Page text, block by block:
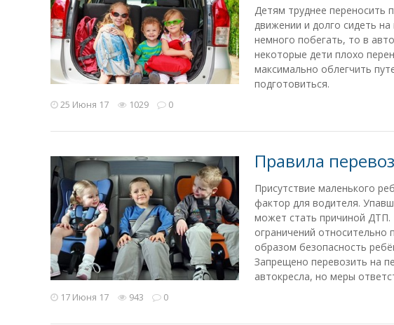
Детям труднее переносить
движении и долго сидеть
немного побегать, то в
некоторые дети плохо
максимально облегчить
подготовиться.
25 Июня 17 1029 0
Правила
Присутствие маленького
фактор для водителя.
может стать причиной ДТП.
ограничений
образом безопасность
Запрещено перевозить на
автокресла, но меры
17 Июня 17 943 0